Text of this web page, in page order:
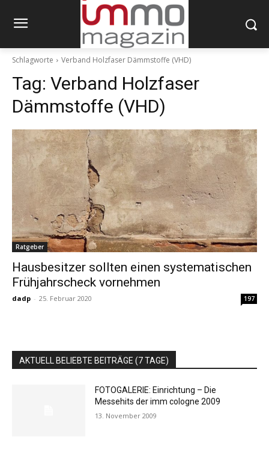
Schlagworte Verband Holzfaser Dämmstoffe (VHD)
Tag: Verband Holzfaser
Dämmstoffe (VHD)
Ratgeber
Hausbesitzer sollten einen systematischen
Frühjahrscheck vornehmen
dadp - 25. Februar 2020 197
AKTUELL BELIEBTE BEITRÄGE (7 TAGE)
FOTOGALERIE: Einrichtung – Die
Messehits der imm cologne 2009
13. November 2009